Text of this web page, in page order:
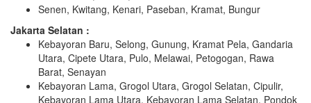
Senen, Kwitang, Kenari, Paseban, Kramat, Bungur
Jakarta Selatan :
Kebayoran Baru, Selong, Gunung, Kramat Pela, Gandaria
Utara, Cipete Utara, Pulo, Melawai, Petogogan, Rawa
Barat, Senayan
Kebayoran Lama, Grogol Utara, Grogol Selatan, Cipulir,
Kebayoran Lama Utara, Kebayoran Lama Selatan, Pondok